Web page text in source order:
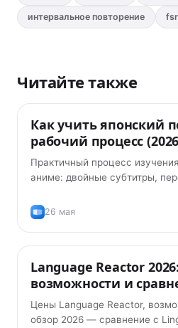
интервальное повторение
Читайте также
Методики обучения
Как учить японский
рабочий процесс
Практичный процесс
аниме: двойные субтитры,
26 мая
Советы
Language Reactor
возможности и
Цены Language Reactor,
обзор 2026 — сравнение с